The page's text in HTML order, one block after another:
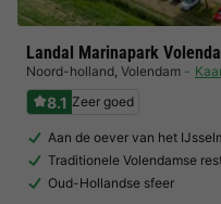
Landal Marinapark
Noord-holland, Volendam
8.1 Zeer goed
Aan de oever van het
Traditionele Volendamse
Oud-Hollandse sfeer